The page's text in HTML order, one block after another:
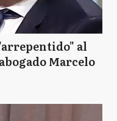
al
Marcelo